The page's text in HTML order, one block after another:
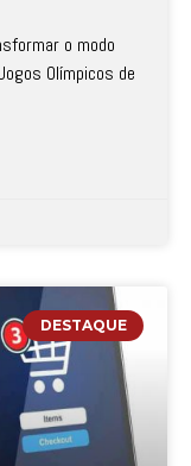
o modo
Olímpicos de
DESTAQUE